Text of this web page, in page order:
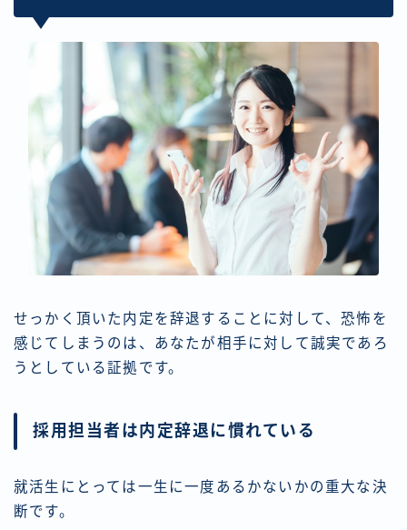
せっかく頂いた内定を辞退することに対して、恐怖を
感じてしまうのは、あなたが相手に対して誠実であろ
うとしている証拠です。
採用担当者は内定辞退に慣れている
就活生にとっては一生に一度あるかないかの重大な決
断です。